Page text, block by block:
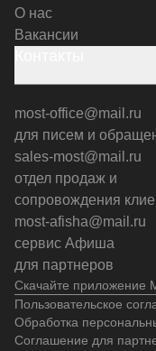
Скачайте приложение
О нас
Вакансии
most-office@mail.ru
для писем и
sales-most@mail.ru
отдел продаж и
сопровождения
most-afisha@mail.ru
сервис Афиша
для партнеров
Пользовательское
Обработка
Соглашение для